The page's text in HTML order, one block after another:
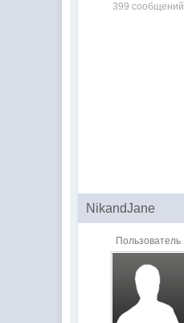
399 сообщений
NikandJane
Пользователь